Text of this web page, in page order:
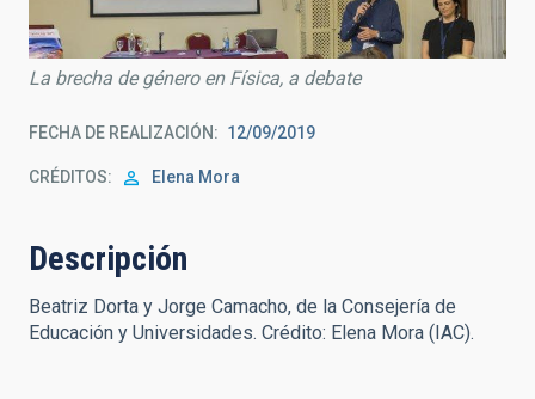
La brecha de género en Física, a debate
FECHA DE REALIZACIÓN 12/09/2019
CRÉDITOS Elena Mora
Descripción
Beatriz Dorta y Jorge Camacho, de la Consejería de
Educación y Universidades. Crédito: Elena Mora (IAC).